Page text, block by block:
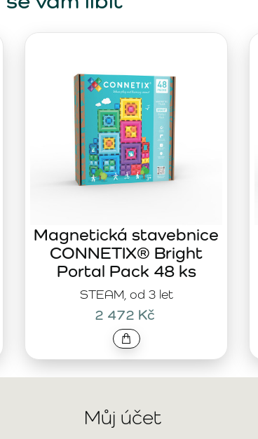
STEAM, od 3 let
Magnetická stavebnice
CONNETIX® Bright
Portal Pack 48 ks
2 472 Kč
Můj účet